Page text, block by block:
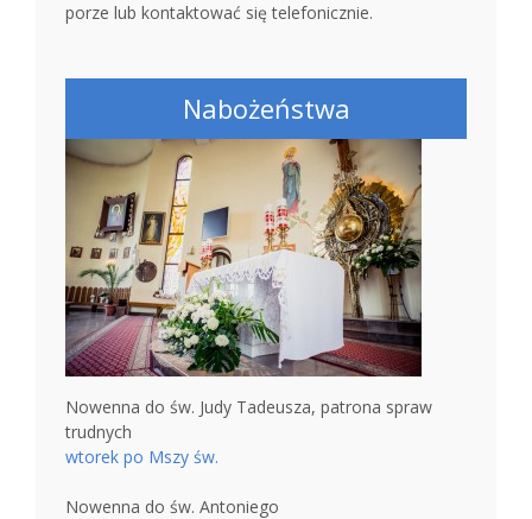
porze lub kontaktować się telefonicznie.
Nabożeństwa
Nowenna do św. Judy Tadeusza, patrona spraw
trudnych
wtorek po Mszy św.
Nowenna do św. Antoniego